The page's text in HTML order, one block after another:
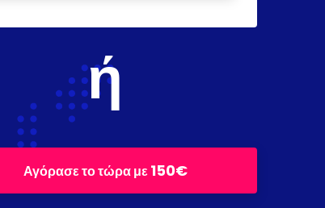
ή
Αγόρασε το τώρα με150€